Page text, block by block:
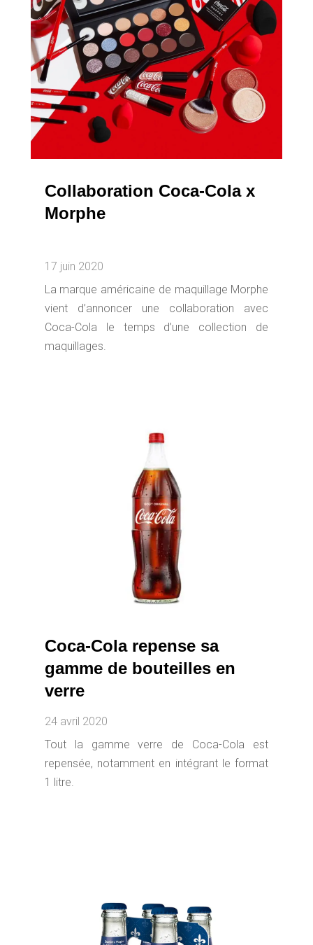
Collaboration Coca-Cola x
Morphe
17 juin 2020
La marque américaine de maquillage Morphe
vient d’annoncer une collaboration avec
Coca-Cola le temps d’une collection de
maquillages.
Coca-Cola repense sa
gamme de bouteilles en
verre
24 avril 2020
Tout la gamme verre de Coca-Cola est
repensée, notamment en intégrant le format
1 litre.